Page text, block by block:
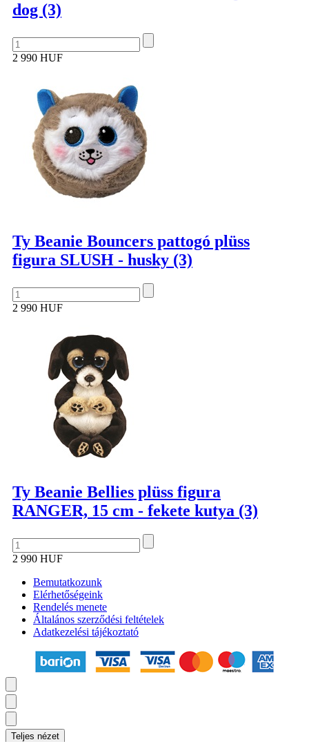
dog (3)
2 990 HUF
Ty Beanie Bouncers pattogó plüss
figura SLUSH - husky (3)
2 990 HUF
Ty Beanie Bellies plüss figura
RANGER, 15 cm - fekete kutya (3)
2 990 HUF
Bemutatkozunk
Elérhetőségeink
Rendelés menete
Általános szerződési feltételek
Adatkezelési tájékoztató